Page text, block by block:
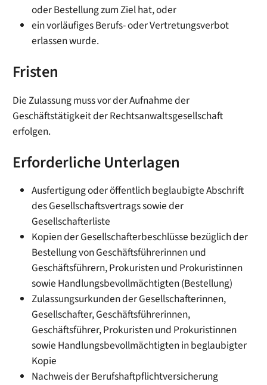
oder Bestellung zum Ziel hat, oder
ein vorläufiges Berufs- oder Vertretungsverbot
erlassen wurde.
Fristen
Die Zulassung muss vor der Aufnahme der
Geschäftstätigkeit der Rechtsanwaltsgesellschaft
erfolgen.
Erforderliche Unterlagen
Ausfertigung oder öffentlich beglaubigte Abschrift
des Gesellschaftsvertrags sowie der
Gesellschafterliste
Kopien der Gesellschafterbeschlüsse bezüglich der
Bestellung von Geschäftsführerinnen und
Geschäftsführern, Prokuristen und Prokuristinnen
sowie Handlungsbevollmächtigten (Bestellung)
Zulassungsurkunden der Gesellschafterinnen,
Gesellschafter, Geschäftsführerinnen,
Geschäftsführer, Prokuristen und Prokuristinnen
sowie Handlungsbevollmächtigten in beglaubigter
Kopie
Nachweis der Berufshaftpflichtversicherung